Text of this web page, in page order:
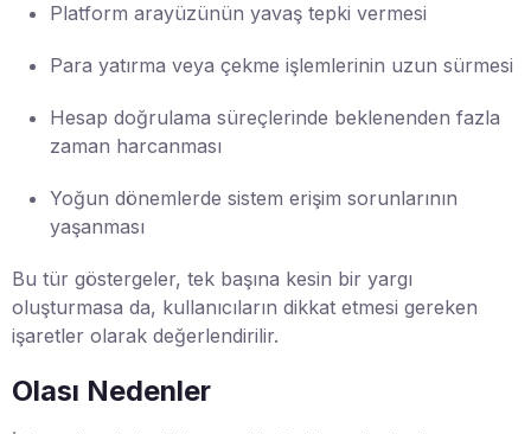
Platform arayüzünün yavaş tepki vermesi
Para yatırma veya çekme işlemlerinin uzun sürmesi
Hesap doğrulama süreçlerinde beklenenden fazla
zaman harcanması
Yoğun dönemlerde sistem erişim sorunlarının
yaşanması
Bu tür göstergeler, tek başına kesin bir yargı
oluşturmasa da, kullanıcıların dikkat etmesi gereken
işaretler olarak değerlendirilir.
Olası Nedenler